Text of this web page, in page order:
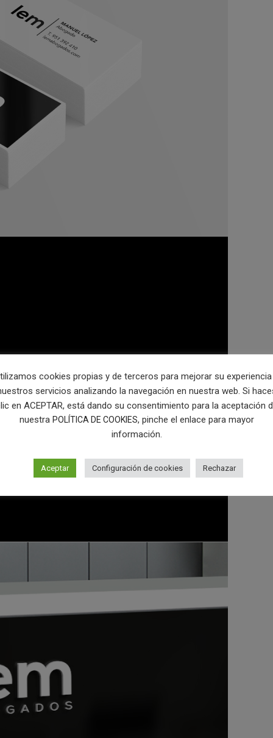
cookies propias y de terceros para mejorar su
servicios analizando la navegación en nuestra web. Si
en ACEPTAR, está dando su consentimiento para la aceptación
nuestra POLÍTICA DE COOKIES, pinche el enlace para mayor
información.
Aceptar Configuración de cookies Rechazar